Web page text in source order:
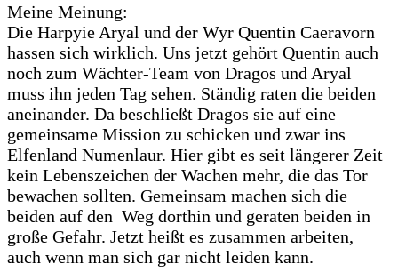
Meine Meinung:
Die Harpyie Aryal und der Wyr Quentin Caeravorn
hassen sich wirklich. Uns jetzt gehört Quentin auch
noch zum Wächter-Team von Dragos und Aryal
muss ihn jeden Tag sehen. Ständig raten die beiden
aneinander. Da beschließt Dragos sie auf eine
gemeinsame Mission zu schicken und zwar ins
Elfenland Numenlaur. Hier gibt es seit längerer Zeit
kein Lebenszeichen der Wachen mehr, die das Tor
bewachen sollten. Gemeinsam machen sich die
beiden auf den Weg dorthin und geraten beiden in
große Gefahr. Jetzt heißt es zusammen arbeiten,
auch wenn man sich gar nicht leiden kann.